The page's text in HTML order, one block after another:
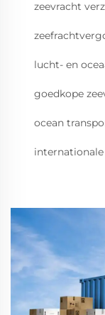
zeevracht
lucht- en
goedkope
ocean